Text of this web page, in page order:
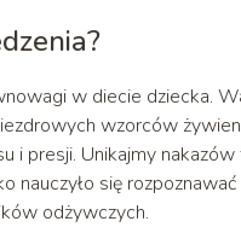
w diecie dziecka.
wzorców
presji. Unikajmy nakazów
się
odżywczych.